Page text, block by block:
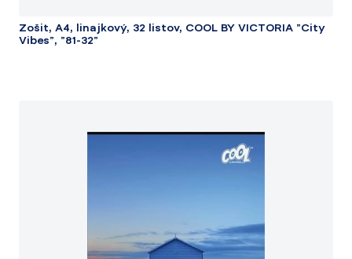
Zošit, A4, linajkový, 32 listov, COOL BY VICTORIA "City
Vibes", "81-32"